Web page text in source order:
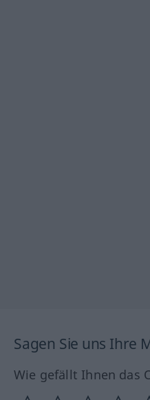
Sagen Sie uns Ihre
Wie gefällt Ihnen das